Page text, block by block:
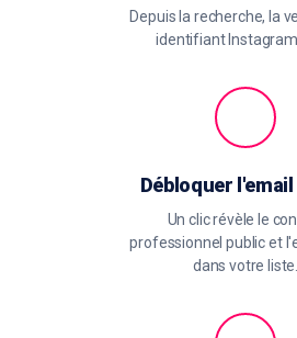
Depuis la recherche, la
identifiant Instagram
Débloquer
Un clic révèle le
professionnel public et
dans votre liste.